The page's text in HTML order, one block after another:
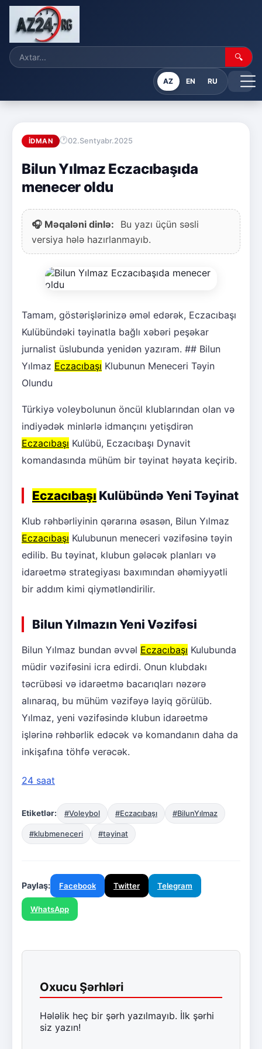
🔍
AZ EN RU
İDMAN 02.Sentyabr.2025
Bilun Yılmaz Eczacıbaşıda
menecer oldu
🎧 Məqaləni dinlə:
Bu yazı üçün səsli
versiya hələ hazırlanmayıb.
Tamam, göstərişlərinizə əməl edərək, Eczacıbaşı
Kulübündəki təyinatla bağlı xəbəri peşəkar
jurnalist üslubunda yenidən yazıram. ## Bilun
Yılmaz Eczacıbaşı Klubunun Meneceri Təyin
Olundu
Türkiyə voleybolunun öncül klublarından olan və
indiyədək minlərlə idmançını yetişdirən
Eczacıbaşı Kulübü, Eczacıbaşı Dynavit
komandasında mühüm bir təyinat həyata keçirib.
Eczacıbaşı Kulübündə Yeni Təyinat
Klub rəhbərliyinin qərarına əsasən, Bilun Yılmaz
Eczacıbaşı Kulubunun meneceri vəzifəsinə təyin
edilib. Bu təyinat, klubun gələcək planları və
idarəetmə strategiyası baxımından əhəmiyyətli
bir addım kimi qiymətləndirilir.
Bilun Yılmazın Yeni Vəzifəsi
Bilun Yılmaz bundan əvvəl Eczacıbaşı Kulubunda
müdir vəzifəsini icra edirdi. Onun klubdakı
təcrübəsi və idarəetmə bacarıqları nəzərə
alınaraq, bu mühüm vəzifəyə layiq görülüb.
Yılmaz, yeni vəzifəsində klubun idarəetmə
işlərinə rəhbərlik edəcək və komandanın daha da
inkişafına töhfə verəcək.
24 saat
Etiketlər: #Voleybol #Eczacıbaşı #BilunYılmaz
#klubmeneceri #təyinat
Paylaş: Facebook Twitter Telegram
WhatsApp
Oxucu Şərhləri
Hələlik heç bir şərh yazılmayıb. İlk şərhi
siz yazın!